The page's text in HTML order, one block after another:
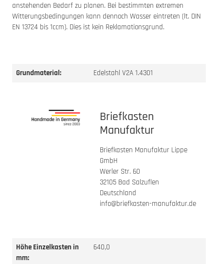
anstehenden Bedarf zu planen. Bei bestimmten extremen
Witterungsbedingungen kann dennoch Wasser eintreten (lt. DIN
EN 13724 bis 1ccm). Dies ist kein Reklamationsgrund.
Grundmaterial: Edelstahl V2A 1.4301
Briefkasten
Manufaktur
Briefkasten Manufaktur Lippe
GmbH
Werler Str. 60
32105 Bad Salzuflen
Deutschland
info@briefkasten-manufaktur.de
Höhe Einzelkasten in
mm:
640,0